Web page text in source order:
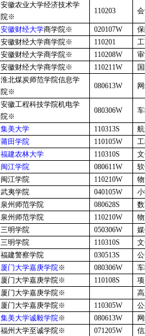
安徽农业大学经济技术学
院※
110203
安徽财经大学商学院※ 020107W
安徽财经大学商学院※ 110201
安徽财经大学商学院※ 110208W
安徽财经大学商学院※ 110211W
淮北煤炭师范学院信息学
院※
080613W
安徽工程科技学院机电学
院※
080306W
集美大学 110313S
莆田学院 110105W
福建农林大学 110310S
闽江学院 080611W
闽江学院 110210W
武夷学院 040105W
泉州师范学院 080628S
泉州师范学院 110210W
三明学院 050306W
三明学院 110310S
福建警察学院 030513S
厦门大学嘉庚学院※ 080306W
厦门大学嘉庚学院※ 110108S
厦门大学嘉庚学院※
厦门大学嘉庚学院※ 110305W
集美大学诚毅学院※ 080613W
福州大学至诚学院※ 071205W